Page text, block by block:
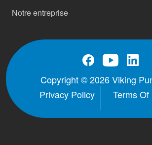
Notre entreprise
Copyright © 2026 Viking
Privacy Policy
Terms